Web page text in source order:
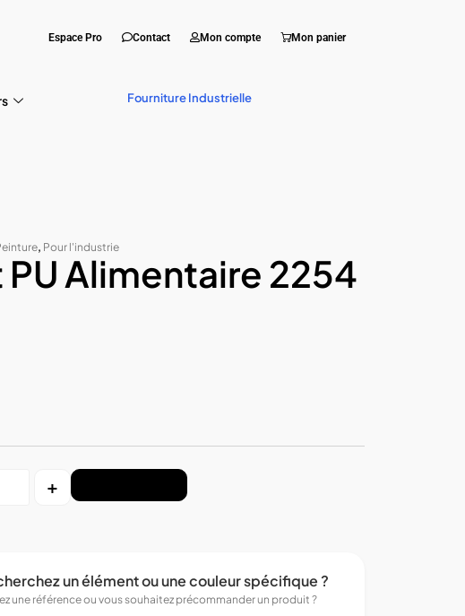
Espace Pro Contact Mon compte Mon panier
Fourniture Industrielle
, Pour l'industrie
Alimentaire 2254
+
un élément ou une couleur spécifique ?
une référence ou vous souhaitez précommander un produit ?